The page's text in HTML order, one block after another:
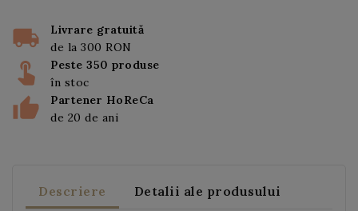
Livrare gratuită
de la 300 RON
Peste 350 produse
în stoc
Partener HoReCa
de 20 de ani
Descriere Detalii ale produsului